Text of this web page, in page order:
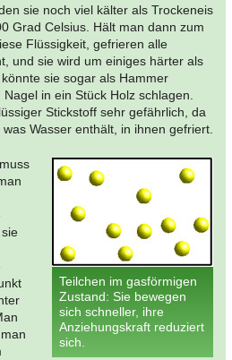
sie noch viel kälter als Trockeneis
Grad Celsius. Hält man dann zum
Flüssigkeit, gefrieren alle
und sie wird um einiges härter als
sie sogar als Hammer
in ein Stück Holz schlagen.
Stickstoff sehr gefährlich, da
Wasser enthält, in ihnen gefriert.
Teilchen im gasförmigen
Zustand: Sie bewegen
sich schneller, ihre
Anziehungskraft reduziert
sich.